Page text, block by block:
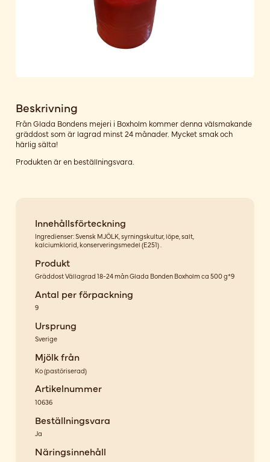
Beskrivning
Från Glada Bondens mejeri i Boxholm kommer denna välsmakande
gräddost som är lagrad minst 24 månader. Mycket smak och
härlig sälta!
Produkten är en beställningsvara.
Innehållsförteckning
Ingredienser: Svensk MJÖLK, syrningskultur, löpe, salt,
kalciumklorid, konserveringsmedel (E251) .
Produkt
Gräddost Vällagrad 18-24 mån Glada Bonden Boxholm ca 500 g*9
Antal per förpackning
9
Ursprung
Sverige
Mjölk från
Ko(pastöriserad)
Artikelnummer
10636
Beställningsvara
Ja
Näringsinnehåll